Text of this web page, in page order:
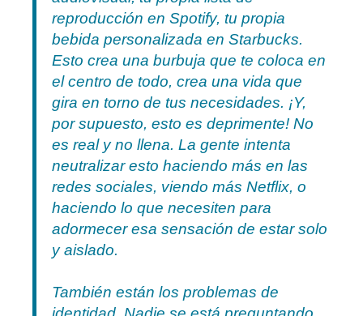
reproducción en Spotify, tu propia
bebida personalizada en Starbucks.
Esto crea una burbuja que te coloca en
el centro de todo, crea una vida que
gira en torno de tus necesidades. ¡Y,
por supuesto, esto es deprimente! No
es real y no llena. La gente intenta
neutralizar esto haciendo más en las
redes sociales, viendo más Netflix, o
haciendo lo que necesiten para
adormecer esa sensación de estar solo
y aislado.
También están los problemas de